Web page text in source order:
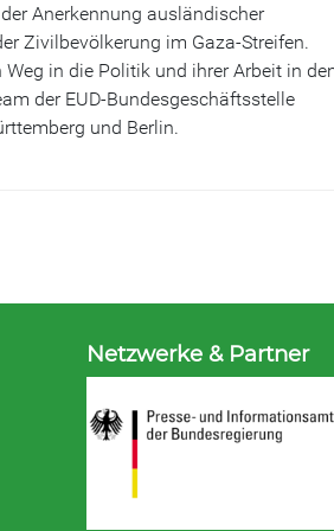
Anerkennung ausländischer
Zivilbevölkerung im Gaza-Streifen.
in die Politik und ihrer Arbeit in
der EUD-Bundesgeschäftsstelle
und Berlin.
Netzwerke & Partner